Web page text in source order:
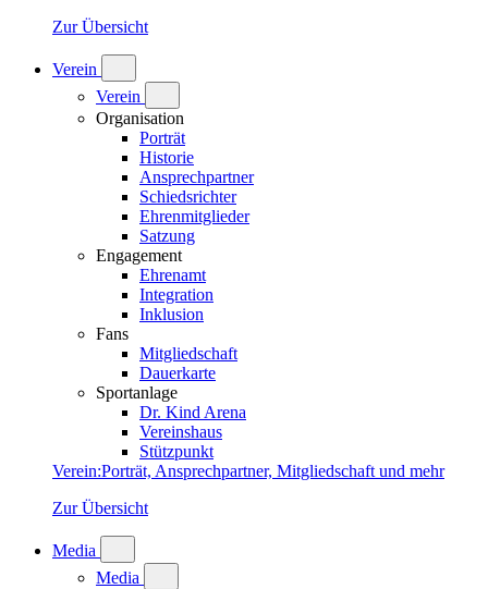
Zur Übersicht
Verein
Verein
Organisation
Porträt
Historie
Ansprechpartner
Schiedsrichter
Ehrenmitglieder
Satzung
Engagement
Ehrenamt
Integration
Inklusion
Fans
Mitgliedschaft
Dauerkarte
Sportanlage
Dr. Kind Arena
Vereinshaus
Stützpunkt
Verein:Porträt, Ansprechpartner, Mitgliedschaft und mehr
Zur Übersicht
Media
Media